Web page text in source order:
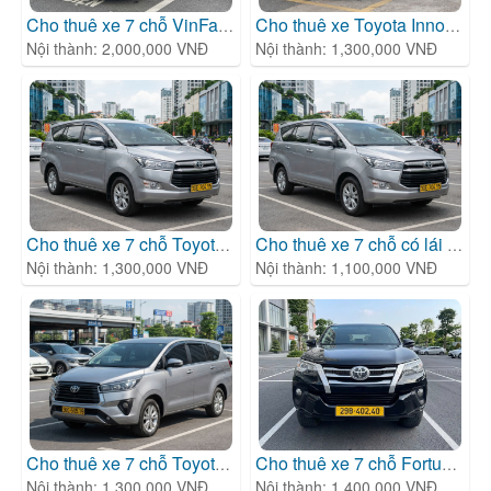
Cho thuê xe 7 chỗ VinFast L
| Cho thuê xe 7 chỗ
Nội thành: 2,000,000 VNĐ
Cho thuê xe Toyota Innova 30F
Nội thành: 1,300,000 VNĐ
Cho thuê xe 7 chỗ Toyota In
| Cho thuê xe 7 chỗ
Nội thành: 1,300,000 VNĐ
Cho thuê xe 7 chỗ có lái
| Cho
Nội thành: 1,100,000 VNĐ
Cho thuê xe 7 chỗ Toyota In
| Cho thuê xe 7 chỗ
Cho thuê xe 7 chỗ Fortuner